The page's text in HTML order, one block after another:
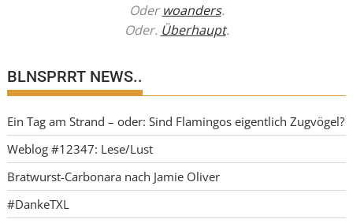
Oderwoanders.
Oder. Überhaupt.
BLNSPRRT NEWS..
Ein Tag am Strand – oder: Sind Flamingos eigentlich Zugvögel?
Weblog #12347: Lese/Lust
Bratwurst-Carbonara nach Jamie Oliver
#DankeTXL